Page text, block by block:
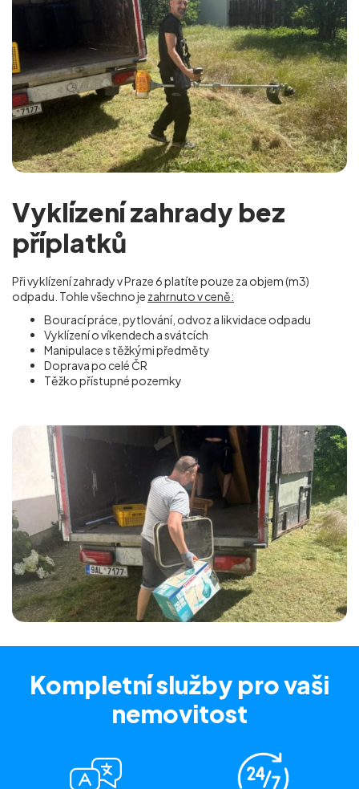
Vyklízení zahrady bez
příplatků
Při vyklízení zahrady v Praze 6platíte pouze za objem (m3)
odpadu. Tohle všechno je zahrnuto v ceně:
Bourací práce, pytlování, odvoz a likvidace odpadu
Vyklízení o víkendech a svátcích
Manipulace s těžkými předměty
Doprava po celé ČR
Těžko přístupné pozemky
Kompletní služby pro vaši
nemovitost